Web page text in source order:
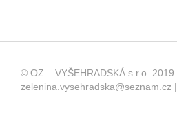
© OZ – VYŠEHRADSKÁ s.r.o. 2019
zelenina.vysehradska@seznam.cz |